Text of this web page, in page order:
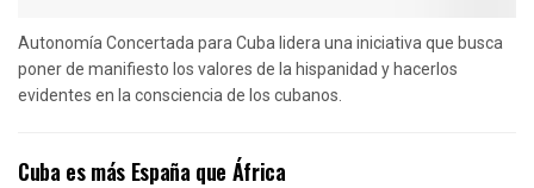
Autonomía Concertada para Cuba lidera una iniciativa que busca
poner de manifiesto los valores de la hispanidad y hacerlos
evidentes en la consciencia de los cubanos.
Cuba es más España que África